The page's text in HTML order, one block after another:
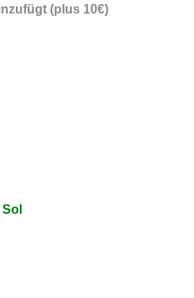
(plus 10€)